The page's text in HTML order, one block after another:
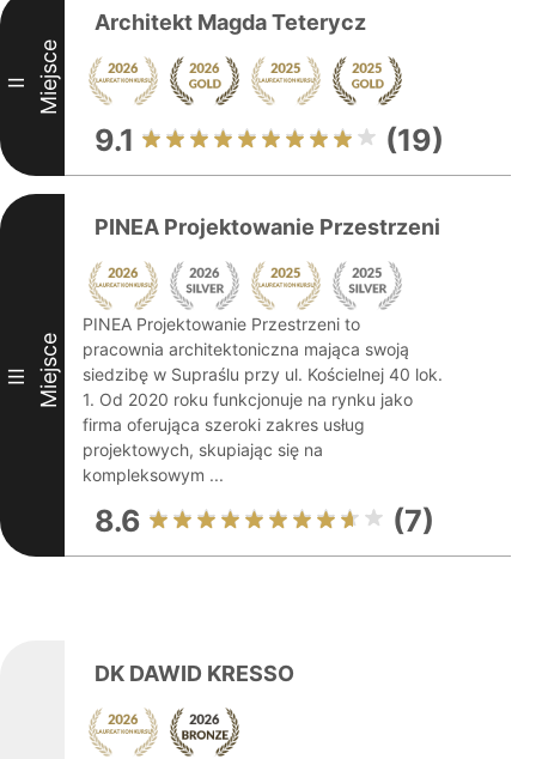
II Miejsce
Architekt Magda Teterycz
9.1 (19)
III Miejsce
PINEA Projektowanie Przestrzeni
PINEA Projektowanie Przestrzeni to
pracownia architektoniczna mająca swoją
siedzibę w Supraślu przy ul. Kościelnej 40 lok.
1. Od 2020 roku funkcjonuje na rynku jako
firma oferująca szeroki zakres usług
projektowych, skupiając się na
kompleksowym ...
8.6 (7)
DK DAWID KRESSO